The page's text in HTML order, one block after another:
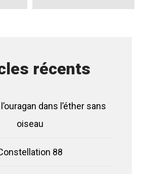
récents
dans l’éther sans
oiseau
88